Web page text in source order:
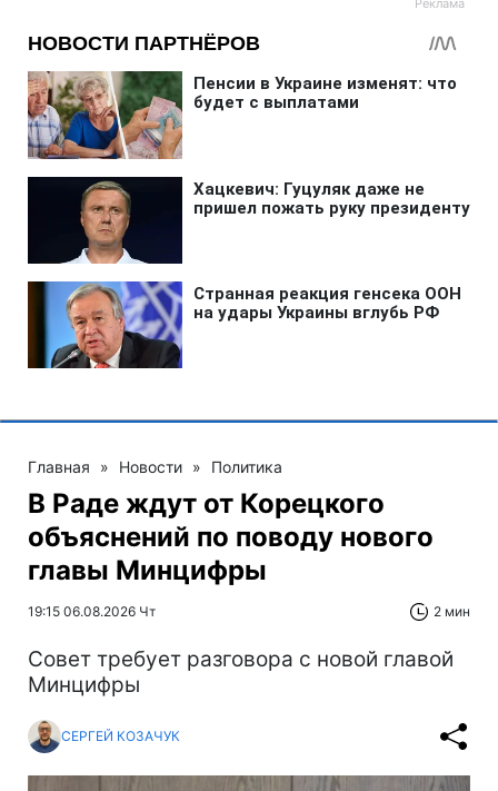
Главная » Новости » Политика
В Раде ждут от Корецкого
объяснений по поводу нового
главы Минцифры
19:15 06.08.2026 Чт 2 мин
Совет требует разговора с новой главой
Минцифры
СЕРГЕЙ КОЗАЧУК